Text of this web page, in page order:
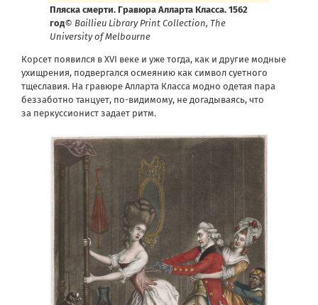
Пляска смерти. Гравюра Алларта Класса. 1562
год© Baillieu Library Print Collection, The
University of Melbourne
Корсет появился в XVI веке и уже тогда, как и другие модные
ухищрения, подвергался осмеянию как символ суетного
тщеславия. На гравюре Алларта Класса модно одетая пара
беззаботно танцует, по-видимому, не догадываясь, что
за перкуссионист задает ритм.